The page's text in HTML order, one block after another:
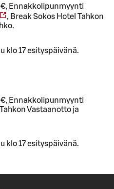
Ennakkolipunmyynti
, Break Sokos Hotel Tahkon
klo 17 esityspäivänä.
Ennakkolipunmyynti
Vastaanotto ja
klo 17 esityspäivänä.